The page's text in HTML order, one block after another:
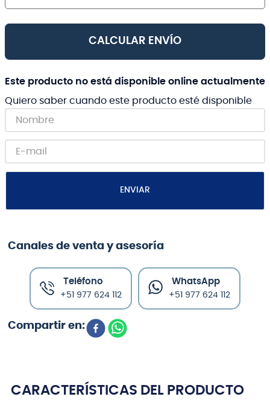
CALCULAR ENVÍO
Este producto no está disponible online actualmente
Quiero saber cuando este producto esté disponible
ENVIAR
Canales de venta y asesoría
Teléfono
+51 977 624 112
WhatsApp
+51 977 624 112
CARACTERÍSTICAS DEL PRODUCTO